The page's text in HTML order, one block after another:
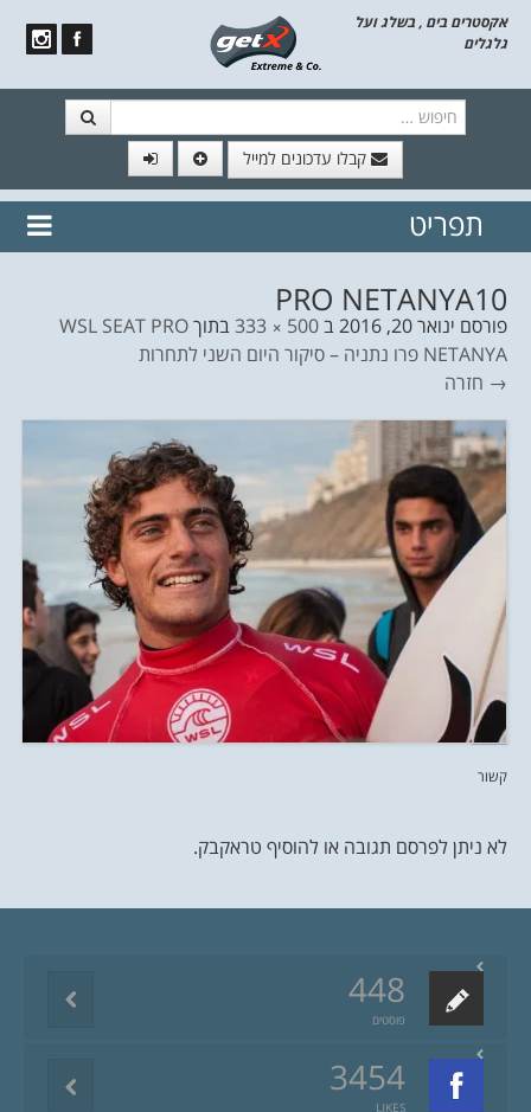
אקסטרים בים , בשלג ועל
גלגלים
קבלו עדכונים למייל
// הצטרף לרשימת תפוצה!
נשמח
תפריט
PRO NETANYA10
פורסם ינואר 20, 2016 ב500 × 333 בתוךWSL SEAT PRO
NETANYA פרו נתניה – סיקור היום השני לתחרות
→ חזרה
קשור
לא ניתן לפרסם תגובה או להוסיף טראקבק.
448
פוסטים
3454
LIKES